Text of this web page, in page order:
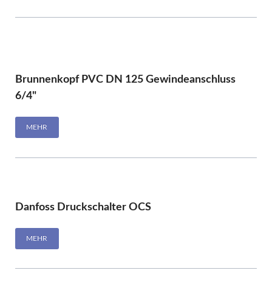
Brunnenkopf PVC DN 125 Gewindeanschluss
6/4"
MEHR
Danfoss Druckschalter OCS
MEHR